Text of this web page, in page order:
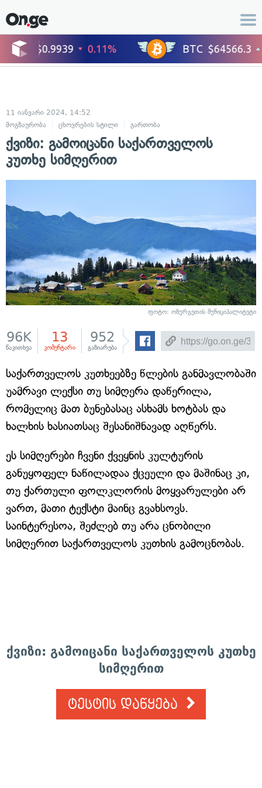
11 იანვარი 2024, 14:52
მოგზაურობა
ცხოვრების სტილი გართობა
ქვიზი: გამოიცანი საქართველოს
კუთხე სიმღერით
ფოტო: ოზურგეთის მუნიციპალიტეტი
96K
წაკითხვა
13
კომენტარი
952
გაზიარება
საქართველოს კუთხეებზე წლების განმავლობაში
უამრავი ლექსი თუ სიმღერა დაწერილა,
რომელიც მათ ბუნებასაც ასხამს ხოტბას და
ხალხის ხასიათსაც შესანიშნავად აღწერს.
ეს სიმღერები ჩვენი ქვეყნის კულტურის
განუყოფელ ნაწილადაა ქცეული და მაშინაც კი,
თუ ქართული ფოლკლორის მოყვარულები არ
ვართ, მათი ტექსტი მაინც გვახსოვს.
საინტერესოა, შეძლებ თუ არა ცნობილი
სიმღერით საქართველოს კუთხის გამოცნობას.
ქვიზი: გამოიცანი საქართველოს კუთხე
სიმღერით
ტესტის დაწყება